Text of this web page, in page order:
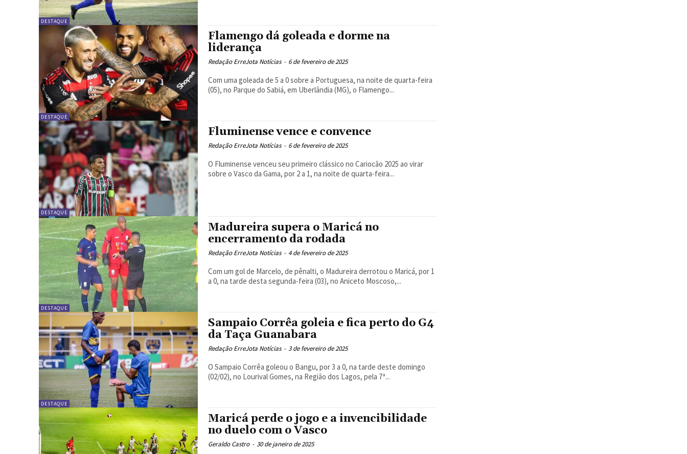
DESTAQUE
DESTAQUE
Flamengo dá goleada e dorme na
liderança
Redação ErreJota Notícias - 6 de fevereiro de 2025
Com uma goleada de 5 a 0 sobre a Portuguesa, na noite de quarta-feira
(05), no Parque do Sabiá, em Uberlândia (MG), o Flamengo...
DESTAQUE
Fluminense vence e convence
Redação ErreJota Notícias - 6 de fevereiro de 2025
O Fluminense venceu seu primeiro clássico no Cariocão 2025 ao virar
sobre o Vasco da Gama, por 2 a 1, na noite de quarta-feira...
DESTAQUE
Madureira supera o Maricá no
encerramento da rodada
Redação ErreJota Notícias - 4 de fevereiro de 2025
Com um gol de Marcelo, de pênalti, o Madureira derrotou o Maricá, por 1
a 0, na tarde desta segunda-feira (03), no Aniceto Moscoso,...
DESTAQUE
Sampaio Corrêa goleia e fica perto do G4
da Taça Guanabara
Redação ErreJota Notícias - 3 de fevereiro de 2025
O Sampaio Corrêa goleou o Bangu, por 3 a 0, na tarde deste domingo
(02/02), no Lourival Gomes, na Região dos Lagos, pela 7ª...
Maricá perde o jogo e a invencibilidade
no duelo com o Vasco
Geraldo Castro - 30 de janeiro de 2025